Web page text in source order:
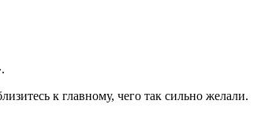
к главному, чего так сильно желали.